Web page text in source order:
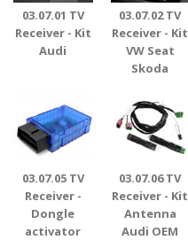
03.07.01 TV
Receiver - Kit
Audi
03.07.02 TV
Receiver - Kit
VW Seat
Skoda
03.07.05 TV
Receiver -
Dongle
activator
03.07.06 TV
Receiver - Kit
Antenna
Audi OEM